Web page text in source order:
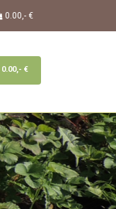
0.00,- €
0.00,- €